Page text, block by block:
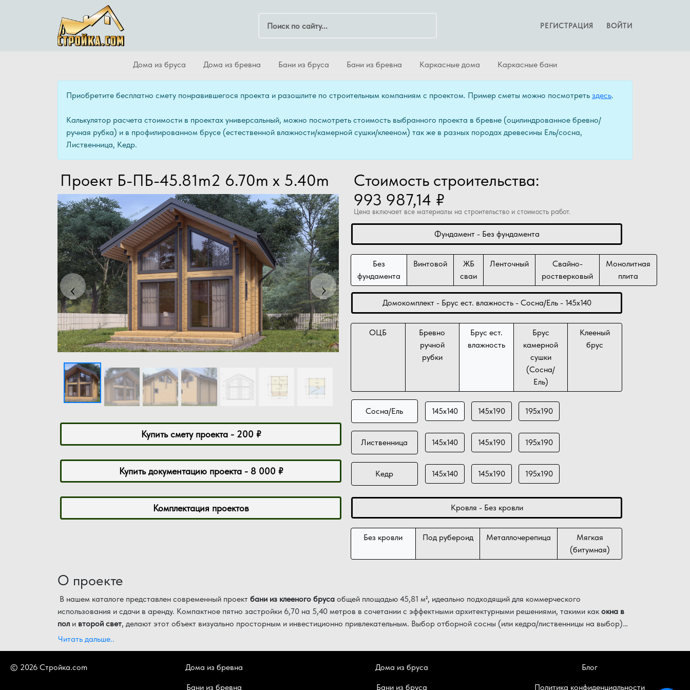
РЕГИСТРАЦИЯ ВОЙТИ
Дома из бруса Дома из бревна Бани из бруса Бани из бревна Каркасные дома Каркасные бани
Приобретите бесплатно смету понравившегося проекта и разошлите по строительным компаниям с проектом. Пример сметы можно посмотреть здесь.
Калькулятор расчета стоимости в проектах универсальный, можно посмотреть стоимость выбранного проекта в бревне (оцилиндрованное бревно/
ручная рубка) и в профилированном брусе (естественной влажности/камерной сушки/клееном) так же в разных породах древесины Ель/сосна,
Лиственница, Кедр.
Проект Б-ПБ-45.81m2 6.70m x 5.40m
‹Previous ›Next
Купить смету проекта - 200 ₽
Купить документацию проекта - 8 000 ₽
Комплектация проектов
Стоимость строительства:
993 987,14 ₽
Цена включает все материалы на строительство и стоимость работ.
Фундамент - Без фундамента
Без
фундамента
Винтовой
ЖБ
сваи
Ленточный
Свайно-
ростверковый
Монолитная
плита
Домокомплект - Брус ест. влажность - Сосна/Ель - 145х140
ОЦБ
Бревно
ручной
рубки
Брус ест.
влажность
Брус
камерной
сушки
(Сосна/
Ель)
Клееный
брус
Сосна/Ель 145х140 145х190 195х190
Лиственница 145х140 145х190 195х190
Кедр 145х140 145х190 195х190
Кровля - Без кровли
Без кровли Под рубероид Металлочерепица
Мягкая
(битумная)
О проекте
В нашем каталоге представлен современный проект бани из клееного бруса общей площадью 45,81 м², идеально подходящий для коммерческого
использования и сдачи в аренду. Компактное пятно застройки 6,70 на 5,40 метров в сочетании с эффектными архитектурными решениями, такими какокна в
пол и второй свет, делают этот объект визуально просторным и инвестиционно привлекательным. Выбор отборной сосны (или кедра/лиственницы на выбор)
гарантирует долговечность строения и уютную атмосферу. Расчет сметы осуществляется бесплатно.
Детальная экспликация помещений по уровням:
Читать дальше..
© 2026 Стройка.com Дома из бревна Дома из бруса Блог
Бани из бревна Бани из бруса Политика конфиденциальности